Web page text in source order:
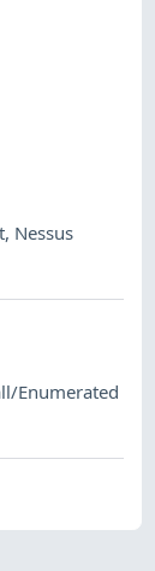
, Nessus
Enumerated